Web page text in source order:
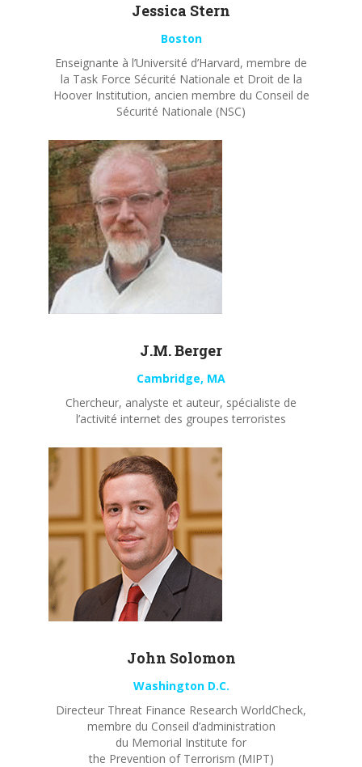
Jessica Stern
Boston
Enseignante à l’Université d’Harvard, membre de
la Task Force Sécurité Nationale et Droit de la
Hoover Institution, ancien membre du Conseil de
Sécurité Nationale (NSC)
J.M. Berger
Cambridge, MA
Chercheur, analyste et auteur, spécialiste de
l’activité internet des groupes terroristes
John Solomon
Washington D.C.
Directeur Threat Finance Research WorldCheck,
membre du Conseil d’administration
du Memorial Institute for
the Prevention of Terrorism (MIPT)